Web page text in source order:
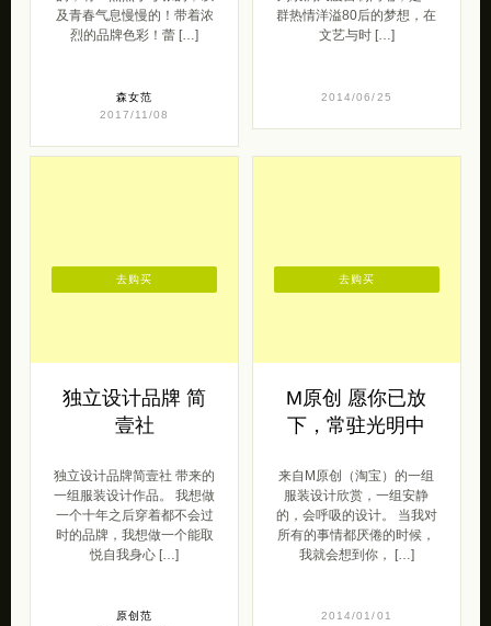
及青春气息慢慢的！带着浓
烈的品牌色彩！蕾 […]
森女范
2017/11/08
群热情洋溢80后的梦想，在
文艺与时 […]
2014/06/25
独立设计品牌 简
壹社
独立设计品牌简壹社 带来的
一组服装设计作品。 我想做
一个十年之后穿着都不会过
时的品牌，我想做一个能取
悦自我身心 […]
原创范
去购买
M原创 愿你已放
下，常驻光明中
来自M原创（淘宝）的一组
服装设计欣赏，一组安静
的，会呼吸的设计。 当我对
所有的事情都厌倦的时候，
我就会想到你， […]
2014/01/01
去购买